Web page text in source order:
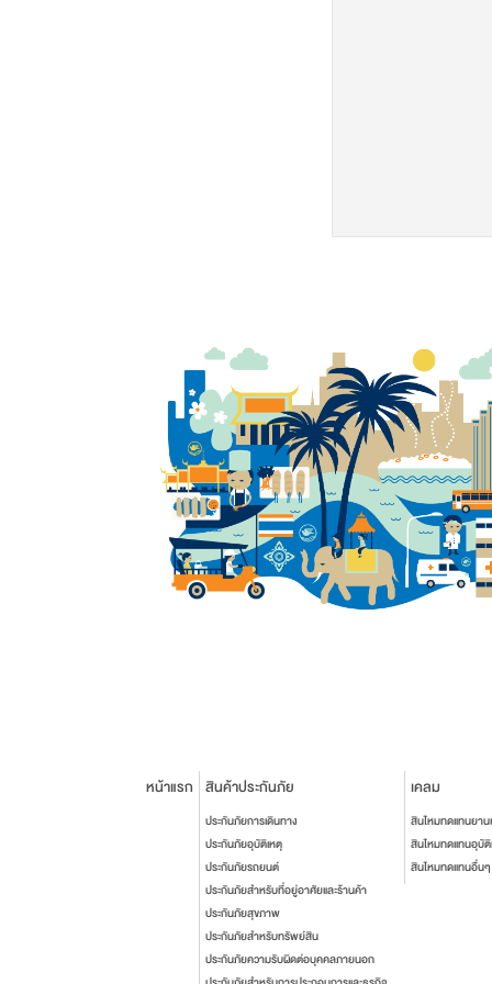
หน้าแรก สินค้าประกันภัย
ประกันภัยการเดินทาง
ประกันภัยอุบัติเหตุ
ประกันภัยรถยนต์
ประกันภัยสำหรับที่อยู่อาศัยและร้านค้า
ประกันภัยสุขภาพ
ประกันภัยสำหรับทรัพย์สิน
ประกันภัยความรับผิดต่อบุคคลภายนอก
เคลม
สินไหมทดแทนยา
สินไหมทดแทนอุบั
สินไหมทดแทนอื่นๆ